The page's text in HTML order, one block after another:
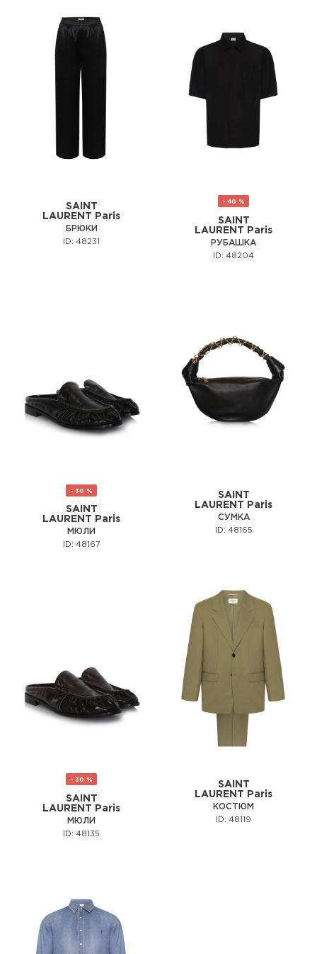
SAINT
LAURENT Paris
БРЮКИ
ID: 48231
- 40 %
SAINT
LAURENT Paris
РУБАШКА
ID: 48204
- 30 %
SAINT
LAURENT Paris
МЮЛИ
ID: 48167
SAINT
LAURENT Paris
СУМКА
ID: 48165
- 30 %
SAINT
LAURENT Paris
МЮЛИ
ID: 48135
SAINT
LAURENT Paris
КОСТЮМ
ID: 48119